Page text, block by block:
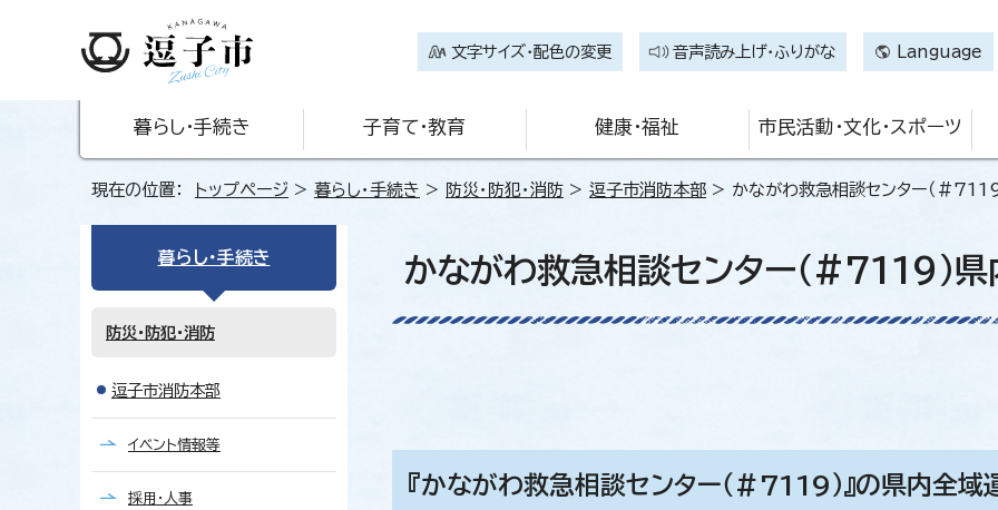
文字サイズ・配色の変更 音声読み上げ・ふりがな Language
暮らし・手続き 子育て・教育 健康・福祉 市民活動・文化・スポーツ
現在の位置： トップページ > 暮らし・手続き > 防災・防犯・消防 > 逗子市消防本部 > かながわ救急相談センター（
かながわ救急相談センター（#7119）
『かながわ救急相談センター（＃7119）』の県内全
暮らし・手続き
防災・防犯・消防
逗子市消防本部
イベント情報等
採用・人事